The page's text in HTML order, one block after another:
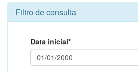
Filtro de consulta
Data inicial*